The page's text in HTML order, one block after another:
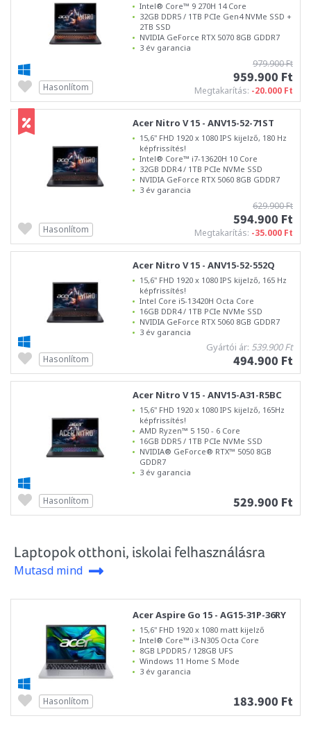
Intel® Core™ 9 270H 14 Core
32GB DDR5 / 1TB PCIe Gen4 NVMe SSD +
2TB SSD
NVIDIA GeForce RTX 5070 8GB GDDR7
3 év garancia
979.900 Ft
959.900 Ft
Megtakarítás: -20.000 Ft
Hasonlítom
Acer Nitro V 15 - ANV15-52-71ST
15,6" FHD 1920 x 1080 IPS kijelző, 180 Hz
képfrissítés!
Intel® Core™ i7-13620H 10 Core
32GB DDR4 / 1TB PCIe NVMe SSD
NVIDIA GeForce RTX 5060 8GB GDDR7
3 év garancia
629.900 Ft
594.900 Ft
Megtakarítás: -35.000 Ft
Hasonlítom
Acer Nitro V 15 - ANV15-52-552Q
15,6" FHD 1920 x 1080 IPS kijelző, 165 Hz
képfrissítés!
Intel Core i5-13420H Octa Core
16GB DDR4 / 1TB PCIe NVMe SSD
NVIDIA GeForce RTX 5060 8GB GDDR7
3 év garancia
Gyártói ár: 539.900 Ft
494.900 Ft
Hasonlítom
Acer Nitro V 15 - ANV15-A31-R5BC
15,6" FHD 1920 x 1080 IPS kijelző, 165Hz
képfrissítés!
AMD Ryzen™ 5 150 - 6 Core
16GB DDR5 / 1TB PCIe NVMe SSD
NVIDIA® GeForce® RTX™ 5050 8GB
GDDR7
3 év garancia
529.900 Ft
Hasonlítom
Laptopok otthoni, iskolai felhasználásra
Mutasd mind
Acer Aspire Go 15 - AG15-31P-36RY
15,6" FHD 1920 x 1080 matt kijelző
Intel® Core™ i3-N305 Octa Core
8GB LPDDR5 / 128GB UFS
Windows 11 Home S Mode
3 év garancia
183.900 Ft
Hasonlítom